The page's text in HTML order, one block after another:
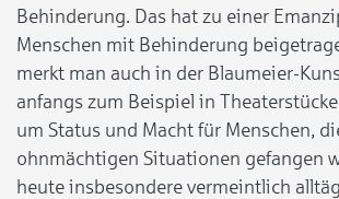
Behinderung. Das hat zu einer
Menschen mit Behinderung
merkt man auch in der Blaumeier-
anfangs zum Beispiel in
um Status und Macht für Menschen,
ohnmächtigen Situationen gefangen
heute insbesondere vermeintlich